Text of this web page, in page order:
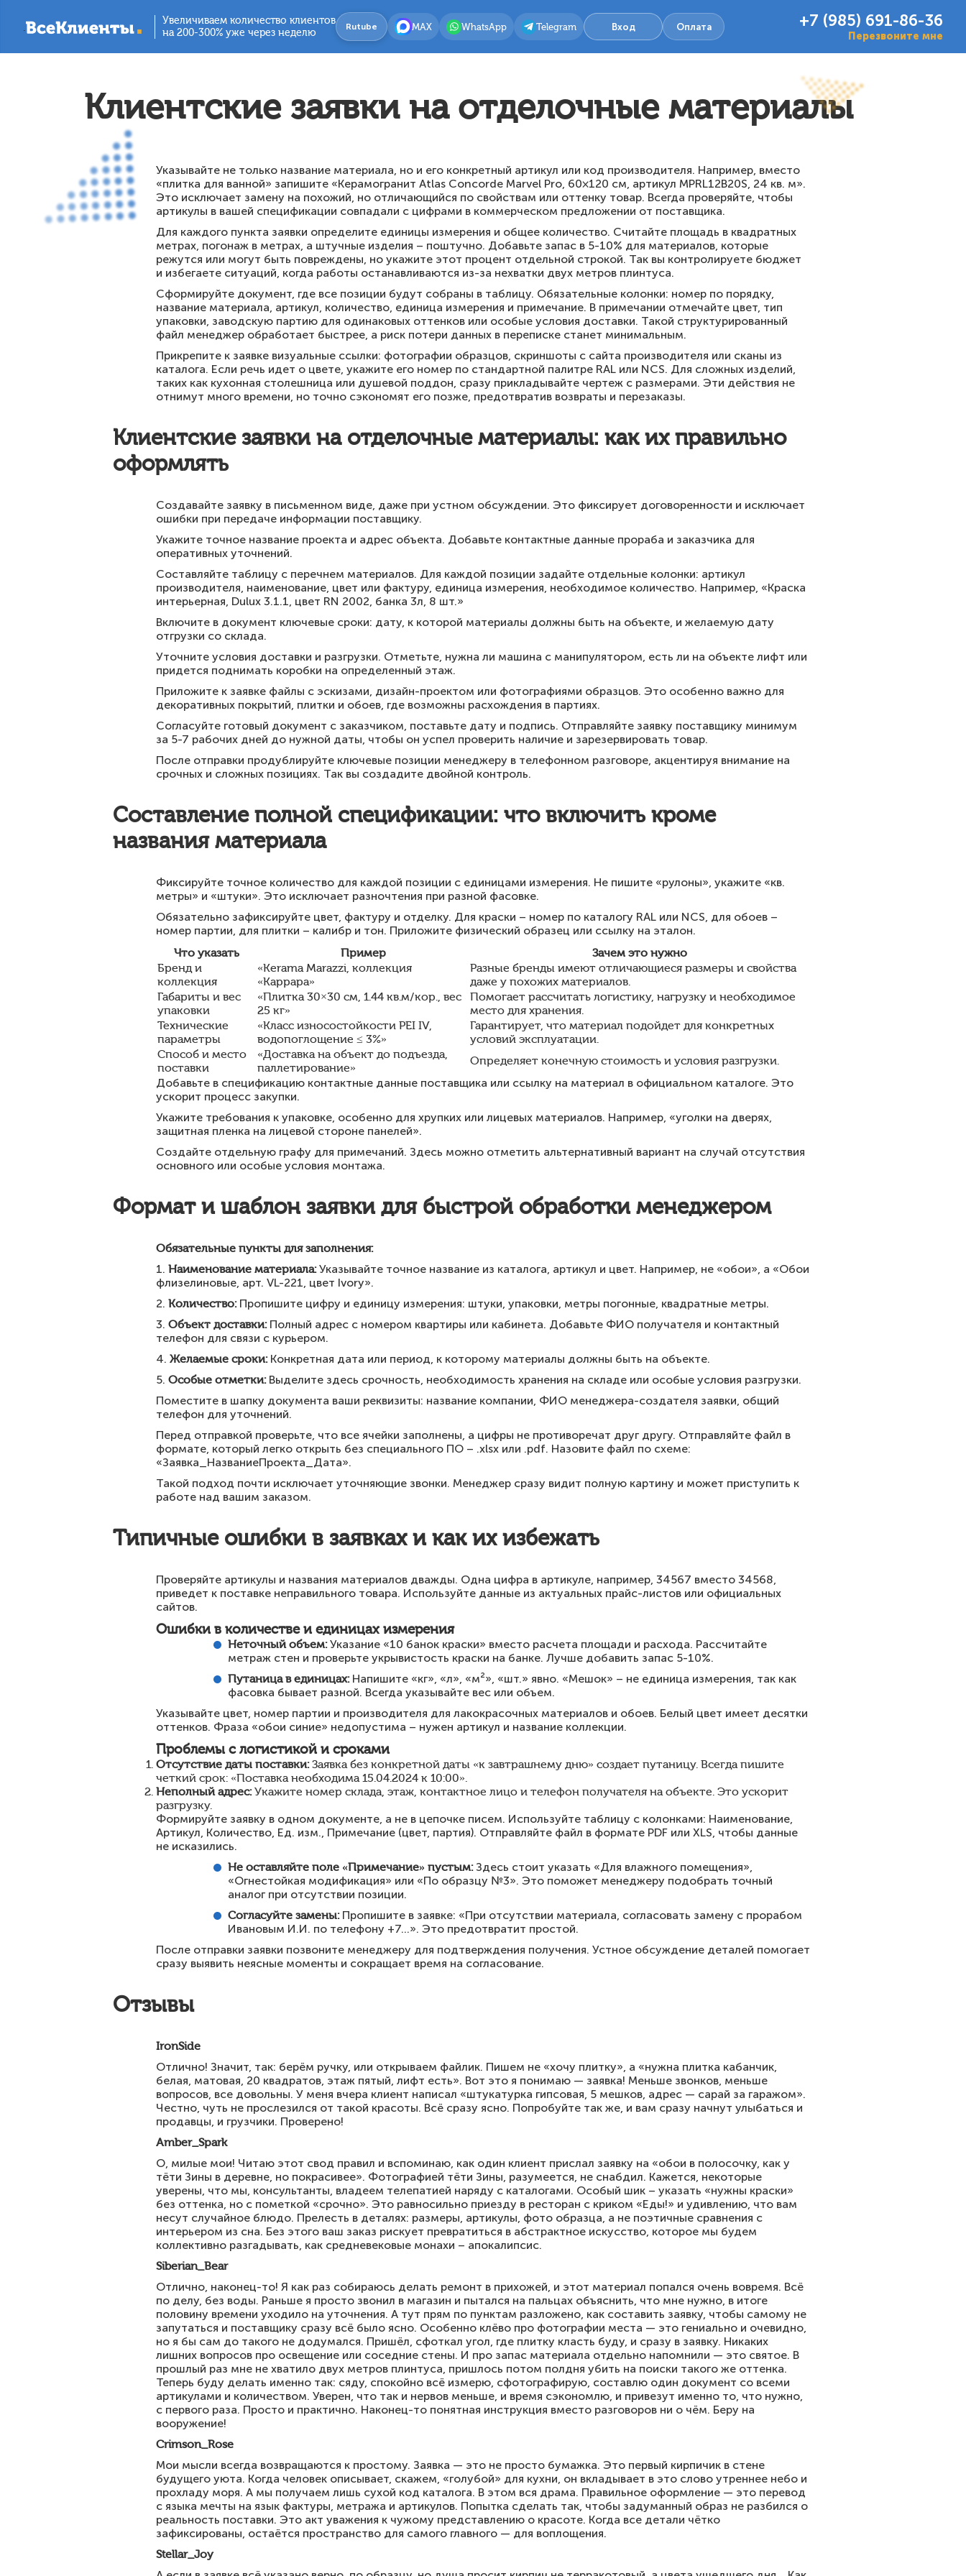
Увеличиваем количество клиентов
на 200-300% уже через неделю
+7 (985) 691-86-36
Перезвоните мне
Rutube MAX WhatsApp Telegram Вход Оплата
Клиентские заявки на отделочные материалы
Указывайте не только название материала, но и его конкретный артикул или код производителя. Например, вместо
«плитка для ванной» запишите «Керамогранит Atlas Concorde Marvel Pro, 60×120 см, артикул MPRL12B20S, 24 кв. м».
Это исключает замену на похожий, но отличающийся по свойствам или оттенку товар. Всегда проверяйте, чтобы
артикулы в вашей спецификации совпадали с цифрами в коммерческом предложении от поставщика.
Для каждого пункта заявки определите единицы измерения и общее количество. Считайте площадь в квадратных
метрах, погонаж в метрах, а штучные изделия – поштучно. Добавьте запас в 5-10% для материалов, которые
режутся или могут быть повреждены, но укажите этот процент отдельной строкой. Так вы контролируете бюджет
и избегаете ситуаций, когда работы останавливаются из-за нехватки двух метров плинтуса.
Сформируйте документ, где все позиции будут собраны в таблицу. Обязательные колонки: номер по порядку,
название материала, артикул, количество, единица измерения и примечание. В примечании отмечайте цвет, тип
упаковки, заводскую партию для одинаковых оттенков или особые условия доставки. Такой структурированный
файл менеджер обработает быстрее, а риск потери данных в переписке станет минимальным.
Прикрепите к заявке визуальные ссылки: фотографии образцов, скриншоты с сайта производителя или сканы из
каталога. Если речь идет о цвете, укажите его номер по стандартной палитре RAL или NCS. Для сложных изделий,
таких как кухонная столешница или душевой поддон, сразу прикладывайте чертеж с размерами. Эти действия не
отнимут много времени, но точно сэкономят его позже, предотвратив возвраты и перезаказы.
Клиентские заявки на отделочные материалы: как их правильно
оформлять
Создавайте заявку в письменном виде, даже при устном обсуждении. Это фиксирует договоренности и исключает
ошибки при передаче информации поставщику.
Укажите точное название проекта и адрес объекта. Добавьте контактные данные прораба и заказчика для
оперативных уточнений.
Составляйте таблицу с перечнем материалов. Для каждой позиции задайте отдельные колонки: артикул
производителя, наименование, цвет или фактуру, единица измерения, необходимое количество. Например, «Краска
интерьерная, Dulux 3.1.1, цвет RN 2002, банка 3л, 8 шт.»
Включите в документ ключевые сроки: дату, к которой материалы должны быть на объекте, и желаемую дату
отгрузки со склада.
Уточните условия доставки и разгрузки. Отметьте, нужна ли машина с манипулятором, есть ли на объекте лифт или
придется поднимать коробки на определенный этаж.
Приложите к заявке файлы с эскизами, дизайн-проектом или фотографиями образцов. Это особенно важно для
декоративных покрытий, плитки и обоев, где возможны расхождения в партиях.
Согласуйте готовый документ с заказчиком, поставьте дату и подпись. Отправляйте заявку поставщику минимум
за 5-7 рабочих дней до нужной даты, чтобы он успел проверить наличие и зарезервировать товар.
После отправки продублируйте ключевые позиции менеджеру в телефонном разговоре, акцентируя внимание на
срочных и сложных позициях. Так вы создадите двойной контроль.
Составление полной спецификации: что включить кроме
названия материала
Фиксируйте точное количество для каждой позиции с единицами измерения. Не пишите «рулоны», укажите «кв.
метры» и «штуки». Это исключает разночтения при разной фасовке.
Обязательно зафиксируйте цвет, фактуру и отделку. Для краски – номер по каталогу RAL или NCS, для обоев –
номер партии, для плитки – калибр и тон. Приложите физический образец или ссылку на эталон.
Что указать
Пример
Зачем это нужно
Бренд и
коллекция
«Kerama Marazzi, коллекция
«Каррара»
Разные бренды имеют отличающиеся размеры и свойства
даже у похожих материалов.
Габариты и вес
упаковки
«Плитка 30×30 см, 1.44 кв.м/кор., вес
25 кг»
Помогает рассчитать логистику, нагрузку и необходимое
место для хранения.
Технические
параметры
«Класс износостойкости PEI IV,
водопоглощение ≤ 3%»
Гарантирует, что материал подойдет для конкретных
условий эксплуатации.
Способ и место
поставки
«Доставка на объект до подъезда,
паллетирование»
Определяет конечную стоимость и условия разгрузки.
Добавьте в спецификацию контактные данные поставщика или ссылку на материал в официальном каталоге. Это
ускорит процесс закупки.
Укажите требования к упаковке, особенно для хрупких или лицевых материалов. Например, «уголки на дверях,
защитная пленка на лицевой стороне панелей».
Создайте отдельную графу для примечаний. Здесь можно отметить альтернативный вариант на случай отсутствия
основного или особые условия монтажа.
Формат и шаблон заявки для быстрой обработки менеджером
Обязательные пункты для заполнения:
1. Наименование материала:Указывайте точное название из каталога, артикул и цвет. Например, не «обои», а «Обои
флизелиновые, арт. VL-221, цвет Ivory».
2. Количество:Пропишите цифру и единицу измерения: штуки, упаковки, метры погонные, квадратные метры.
3. Объект доставки:Полный адрес с номером квартиры или кабинета. Добавьте ФИО получателя и контактный
телефон для связи с курьером.
4. Желаемые сроки:Конкретная дата или период, к которому материалы должны быть на объекте.
5. Особые отметки:Выделите здесь срочность, необходимость хранения на складе или особые условия разгрузки.
Поместите в шапку документа ваши реквизиты: название компании, ФИО менеджера-создателя заявки, общий
телефон для уточнений.
Перед отправкой проверьте, что все ячейки заполнены, а цифры не противоречат друг другу. Отправляйте файл в
формате, который легко открыть без специального ПО – .xlsx или .pdf. Назовите файл по схеме:
«Заявка_НазваниеПроекта_Дата».
Такой подход почти исключает уточняющие звонки. Менеджер сразу видит полную картину и может приступить к
работе над вашим заказом.
Типичные ошибки в заявках и как их избежать
Проверяйте артикулы и названия материалов дважды. Одна цифра в артикуле, например, 34567 вместо 34568,
приведет к поставке неправильного товара. Используйте данные из актуальных прайс-листов или официальных
сайтов.
Ошибки в количестве и единицах измерения
Неточный объем:Указание «10 банок краски» вместо расчета площади и расхода. Рассчитайте
метраж стен и проверьте укрывистость краски на банке. Лучше добавить запас 5-10%.
Путаница в единицах:Напишите «кг», «л», «м²», «шт.» явно. «Мешок» – не единица измерения, так как
фасовка бывает разной. Всегда указывайте вес или объем.
Указывайте цвет, номер партии и производителя для лакокрасочных материалов и обоев. Белый цвет имеет десятки
оттенков. Фраза «обои синие» недопустима – нужен артикул и название коллекции.
Проблемы с логистикой и сроками
Отсутствие даты поставки:Заявка без конкретной даты «к завтрашнему дню» создает путаницу. Всегда пишите
четкий срок: «Поставка необходима 15.04.2024 к 10:00».
Неполный адрес:Укажите номер склада, этаж, контактное лицо и телефон получателя на объекте. Это ускорит
разгрузку.
Формируйте заявку в одном документе, а не в цепочке писем. Используйте таблицу с колонками: Наименование,
Артикул, Количество, Ед. изм., Примечание (цвет, партия). Отправляйте файл в формате PDF или XLS, чтобы данные
не исказились.
Не оставляйте поле «Примечание» пустым:Здесь стоит указать «Для влажного помещения»,
«Огнестойкая модификация» или «По образцу №3». Это поможет менеджеру подобрать точный
аналог при отсутствии позиции.
Согласуйте замены:Пропишите в заявке: «При отсутствии материала, согласовать замену с прорабом
Ивановым И.И. по телефону +7…». Это предотвратит простой.
После отправки заявки позвоните менеджеру для подтверждения получения. Устное обсуждение деталей помогает
сразу выявить неясные моменты и сокращает время на согласование.
Отзывы
IronSide
Отлично! Значит, так: берём ручку, или открываем файлик. Пишем не «хочу плитку», а «нужна плитка кабанчик,
белая, матовая, 20 квадратов, этаж пятый, лифт есть». Вот это я понимаю — заявка! Меньше звонков, меньше
вопросов, все довольны. У меня вчера клиент написал «штукатурка гипсовая, 5 мешков, адрес — сарай за гаражом».
Честно, чуть не прослезился от такой красоты. Всё сразу ясно. Попробуйте так же, и вам сразу начнут улыбаться и
продавцы, и грузчики. Проверено!
Amber_Spark
О, милые мои! Читаю этот свод правил и вспоминаю, как один клиент прислал заявку на «обои в полосочку, как у
тёти Зины в деревне, но покрасивее». Фотографией тёти Зины, разумеется, не снабдил. Кажется, некоторые
уверены, что мы, консультанты, владеем телепатией наряду с каталогами. Особый шик – указать «нужны краски»
без оттенка, но с пометкой «срочно». Это равносильно приезду в ресторан с криком «Еды!» и удивлению, что вам
несут случайное блюдо. Прелесть в деталях: размеры, артикулы, фото образца, а не поэтичные сравнения с
интерьером из сна. Без этого ваш заказ рискует превратиться в абстрактное искусство, которое мы будем
коллективно разгадывать, как средневековые монахи – апокалипсис.
Siberian_Bear
Отлично, наконец-то! Я как раз собираюсь делать ремонт в прихожей, и этот материал попался очень вовремя. Всё
по делу, без воды. Раньше я просто звонил в магазин и пытался на пальцах объяснить, что мне нужно, в итоге
половину времени уходило на уточнения. А тут прям по пунктам разложено, как составить заявку, чтобы самому не
запутаться и поставщику сразу всё было ясно. Особенно клёво про фотографии места — это гениально и очевидно,
но я бы сам до такого не додумался. Пришёл, сфоткал угол, где плитку класть буду, и сразу в заявку. Никаких
лишних вопросов про освещение или соседние стены. И про запас материала отдельно напомнили — это святое. В
прошлый раз мне не хватило двух метров плинтуса, пришлось потом полдня убить на поиски такого же оттенка.
Теперь буду делать именно так: сяду, спокойно всё измерю, сфотографирую, составлю один документ со всеми
артикулами и количеством. Уверен, что так и нервов меньше, и время сэкономлю, и привезут именно то, что нужно,
с первого раза. Просто и практично. Наконец-то понятная инструкция вместо разговоров ни о чём. Беру на
вооружение!
Crimson_Rose
Мои мысли всегда возвращаются к простому. Заявка — это не просто бумажка. Это первый кирпичик в стене
будущего уюта. Когда человек описывает, скажем, «голубой» для кухни, он вкладывает в это слово утреннее небо и
прохладу моря. А мы получаем лишь сухой код каталога. В этом вся драма. Правильное оформление — это перевод
с языка мечты на язык фактуры, метража и артикулов. Попытка сделать так, чтобы задуманный образ не разбился о
реальность поставки. Это акт уважения к чужому представлению о красоте. Когда все детали чётко
зафиксированы, остаётся пространство для самого главного — для воплощения.
Stellar_Joy